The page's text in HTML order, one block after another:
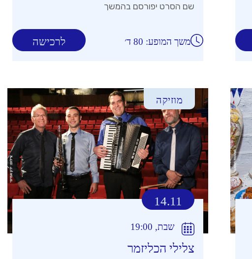
שם הסרט יפורסם בהמשך
לרכישה משך המופע: 80 ד׳
מוזיקה
14.11
שבת, 19:00
צלילי הכליזמר